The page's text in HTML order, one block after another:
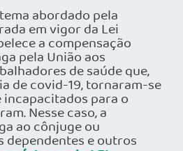
abordado pela
em vigor da Lei
a compensação
pela União aos
de saúde que,
de covid-19, tornaram-se
para o
Nesse caso, a
ao cônjuge ou
dependentes e outros